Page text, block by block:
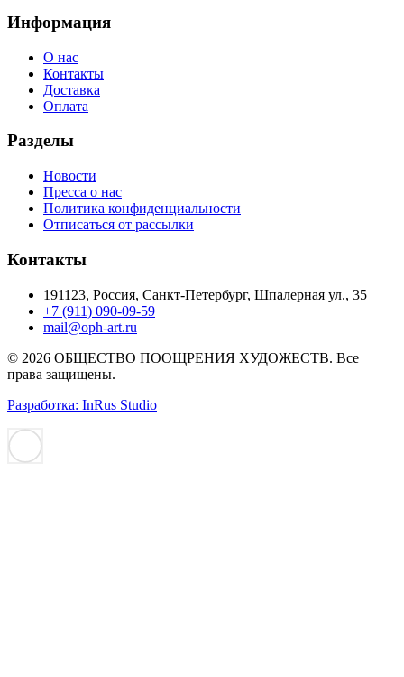
Информация
О нас
Контакты
Доставка
Оплата
Разделы
Новости
Пресса о нас
Политика конфиденциальности
Отписаться от рассылки
Контакты
191123, Россия, Санкт-Петербург, Шпалерная ул., 35
+7 (911) 090-09-59
mail@oph-art.ru
© 2026 ОБЩЕСТВО ПООЩРЕНИЯ ХУДОЖЕСТВ. Все
права защищены.
Разработка: InRus Studio